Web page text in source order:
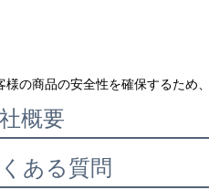
様の商品の安全性を確保するため
概要
ある質問